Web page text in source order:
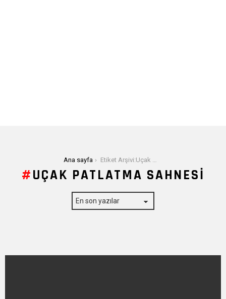
Ana sayfa Etiket Arşivi:Uçak Patlatma Sahnesi
UÇAK PATLATMA SAHNESI